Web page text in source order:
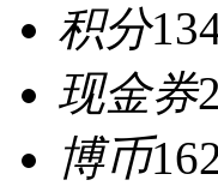
积分
现金券2
博币